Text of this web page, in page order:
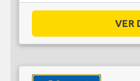
VER